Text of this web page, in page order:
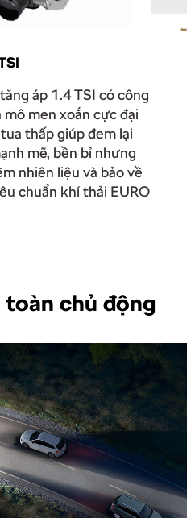
áp 1.4 TSI có công
men xoắn cực đại
thấp giúp đem lại
mẽ, bền bỉ nhưng
nhiên liệu và bảo về
chuẩn khí thải EURO
chủ động